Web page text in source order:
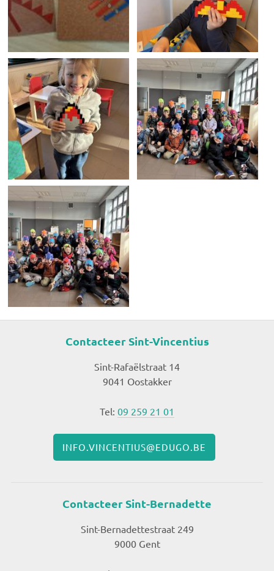
Contacteer Sint-Vincentius
Sint-Rafaëlstraat 14
9041 Oostakker
Tel: 09 259 21 01
INFO.VINCENTIUS@EDUGO.BE
Contacteer Sint-Bernadette
Sint-Bernadettestraat 249
9000 Gent